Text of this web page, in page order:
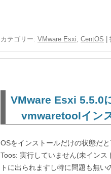
カテゴリー: VMware Esxi, CentOS |
VMware Esxi 5.5.0
vmwaretoolイン
OSをインストールだけの状態だ
Toos: 実行していません(未イン
トに出られますし特に問題も無